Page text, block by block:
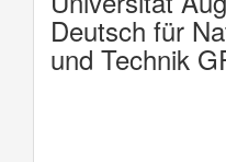
Deutsch für
und Technik